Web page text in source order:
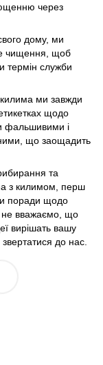
через
дому, ми
чищення, щоб
термін служби
ми завжди
щодо
фальшивими і
що заощадить
та
з килимом, перш
поради щодо
не вважаємо, що
вирішать вашу
до нас.